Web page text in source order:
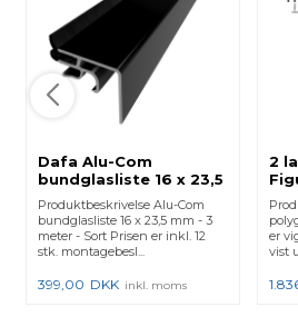
Dafa Alu-Com
bundglasliste 16 x 23,5
mm - 3000 mm - Sort
Produktbeskrivelse Alu-Com
bundglasliste 16 x 23,5 mm - 3
meter - Sort Prisen er inkl. 12
stk. montagebesl...
399,00 DKK inkl. moms
2
er
vist